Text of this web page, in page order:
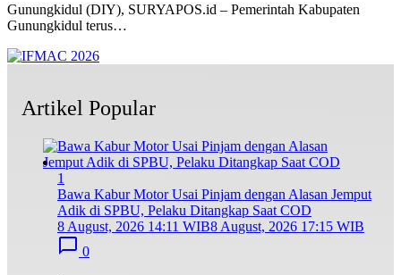
Gunungkidul (DIY), SURYAPOS.id – Pemerintah Kabupaten
Gunungkidul terus…
Artikel Popular
1
Bawa Kabur Motor Usai Pinjam dengan Alasan Jemput
Adik di SPBU, Pelaku Ditangkap Saat COD
8 August, 2026 14:11 WIB8 August, 2026 17:15 WIB
0